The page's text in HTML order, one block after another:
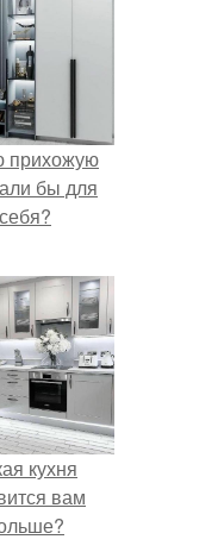
прихожую
бы для
себя?
кухня
вам